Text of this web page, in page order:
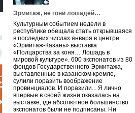
Эрмитаж, не гони лошадей…
Культурным событием недели в
республике обещала стать открывшаяся
в последних числах января в центре
«Эрмитаж-Казань» выставка
«Полцарства за коня… Лошадь в
мировой культуре». 600 экспонатов из 80
фондов Государственного Эрмитажа,
выставленные в казанском кремле,
сулили поразить воображение
провинциалов. И поразили... Я лично
впервые в своей жизни оказалась на
выставке, где абсолютное большинство
экспонатов были не подписаны. Ни